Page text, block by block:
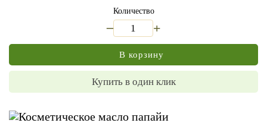
Количество
+
В корзину
Купить в один клик